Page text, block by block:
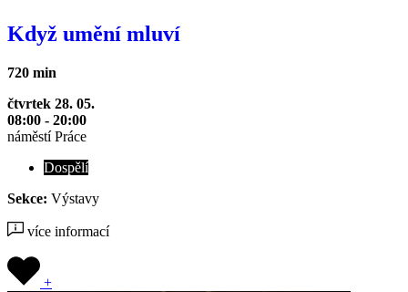
Když umění mluví
720 min
čtvrtek 28. 05.
08:00 - 20:00
náměstí Práce
Dospělí
Sekce: Výstavy
více informací
+